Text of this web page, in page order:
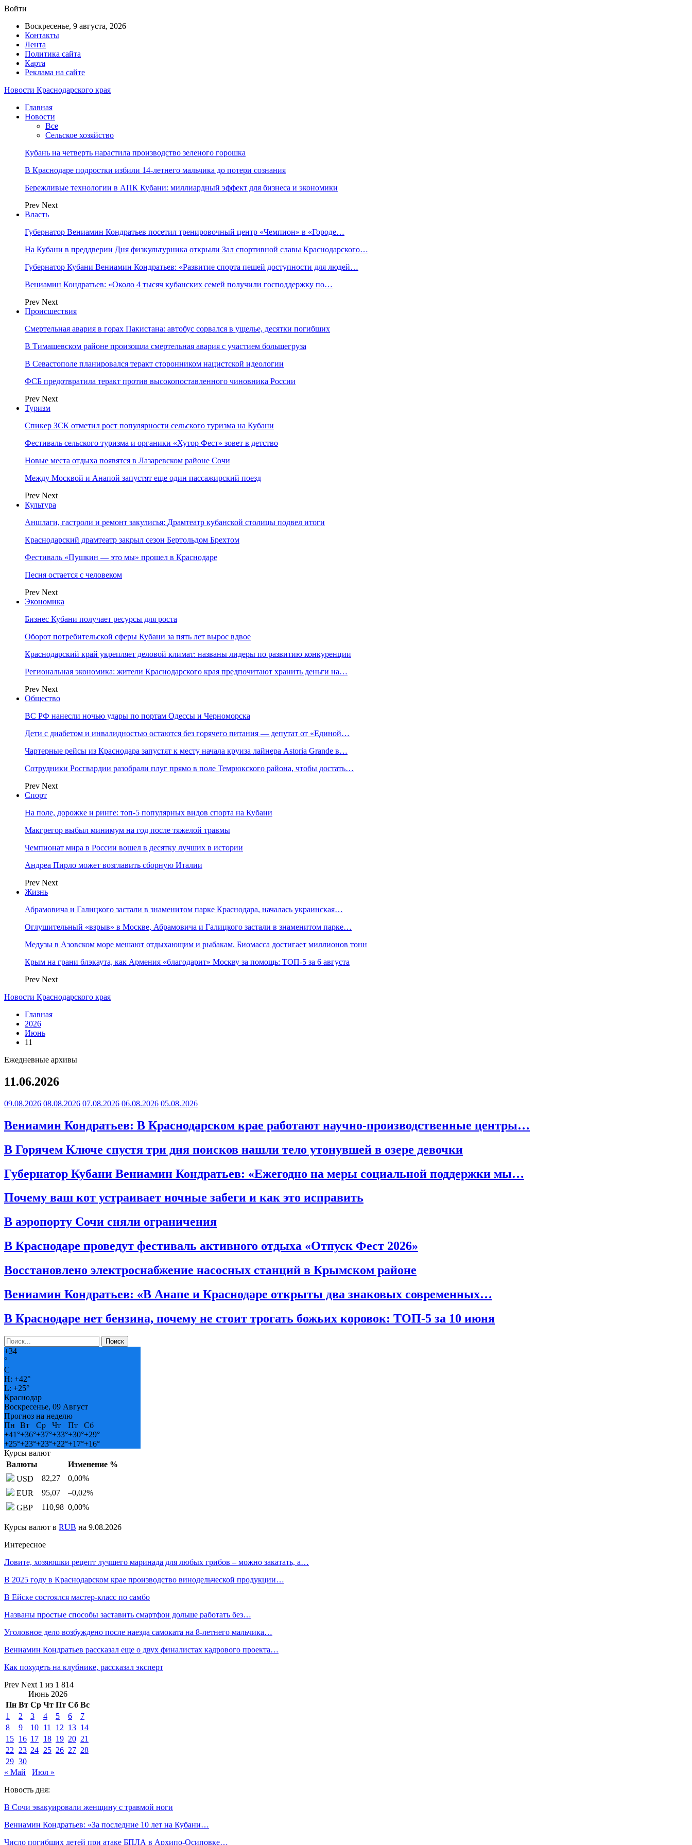
Войти
Воскресенье, 9 августа, 2026
Контакты
Лента
Политика сайта
Карта
Реклама на сайте
Новости Краснодарского края
Главная
Новости
Все
Сельское хозяйство
Кубань на четверть нарастила производство зеленого горошка
В Краснодаре подростки избили 14-летнего мальчика до потери сознания
Бережливые технологии в АПК Кубани: миллиардный эффект для бизнеса и экономики
Prev Next
Власть
Губернатор Вениамин Кондратьев посетил тренировочный центр «Чемпион» в «Городе…
На Кубани в преддверии Дня физкультурника открыли Зал спортивной славы Краснодарского…
Губернатор Кубани Вениамин Кондратьев: «Развитие спорта пешей доступности для людей…
Вениамин Кондратьев: «Около 4 тысяч кубанских семей получили господдержку по…
Prev Next
Происшествия
Смертельная авария в горах Пакистана: автобус сорвался в ущелье, десятки погибших
В Тимашевском районе произошла смертельная авария с участием большегруза
В Севастополе планировался теракт сторонником нацистской идеологии
ФСБ предотвратила теракт против высокопоставленного чиновника России
Prev Next
Туризм
Спикер ЗСК отметил рост популярности сельского туризма на Кубани
Фестиваль сельского туризма и органики «Хутор Фест» зовет в детство
Новые места отдыха появятся в Лазаревском районе Сочи
Между Москвой и Анапой запустят еще один пассажирский поезд
Prev Next
Культура
Аншлаги, гастроли и ремонт закулисья: Драмтеатр кубанской столицы подвел итоги
Краснодарский драмтеатр закрыл сезон Бертольдом Брехтом
Фестиваль «Пушкин — это мы» прошел в Краснодаре
Песня остается с человеком
Prev Next
Экономика
Бизнес Кубани получает ресурсы для роста
Оборот потребительской сферы Кубани за пять лет вырос вдвое
Краснодарский край укрепляет деловой климат: названы лидеры по развитию конкуренции
Региональная экономика: жители Краснодарского края предпочитают хранить деньги на…
Prev Next
Общество
ВС РФ нанесли ночью удары по портам Одессы и Черноморска
Дети с диабетом и инвалидностью остаются без горячего питания — депутат от «Единой…
Чартерные рейсы из Краснодара запустят к месту начала круиза лайнера Astoria Grande в…
Сотрудники Росгвардии разобрали плуг прямо в поле Темрюкского района, чтобы достать…
Prev Next
Спорт
На поле, дорожке и ринге: топ-5 популярных видов спорта на Кубани
Макгрегор выбыл минимум на год после тяжелой травмы
Чемпионат мира в России вошел в десятку лучших в истории
Андреа Пирло может возглавить сборную Италии
Prev Next
Жизнь
Абрамовича и Галицкого застали в знаменитом парке Краснодара, началась украинская…
Оглушительный «взрыв» в Москве, Абрамовича и Галицкого застали в знаменитом парке…
Медузы в Азовском море мешают отдыхающим и рыбакам. Биомасса достигает миллионов тонн
Крым на грани блэкаута, как Армения «благодарит» Москву за помощь: ТОП-5 за 6 августа
Prev Next
Новости Краснодарского края
Главная
2026
Июнь
11
Ежедневные архивы
11.06.2026
09.08.2026 08.08.2026 07.08.2026 06.08.2026 05.08.2026
Вениамин Кондратьев: В Краснодарском крае работают научно-производственные центры…
В Горячем Ключе спустя три дня поисков нашли тело утонувшей в озере девочки
Губернатор Кубани Вениамин Кондратьев: «Ежегодно на меры социальной поддержки мы…
Почему ваш кот устраивает ночные забеги и как это исправить
В аэропорту Сочи сняли ограничения
В Краснодаре проведут фестиваль активного отдыха «Отпуск Фест 2026»
Восстановлено электроснабжение насосных станций в Крымском районе
Вениамин Кондратьев: «В Анапе и Краснодаре открыты два знаковых современных…
В Краснодаре нет бензина, почему не стоит трогать божьих коровок: ТОП-5 за 10 июня
+34
°
C
H: +42°
L: +25°
Краснодар
Воскресенье, 09 Август
Прогноз на неделю
Пн
Вт Ср Чт Пт
Сб
+41°+36°+37°+33°+30°+29°
+25°+23°+23°+22°+17°+16°
Курсы валют
Валюты
Изменение %
USD
82,27 0,00%
EUR
95,07 –0,02%
GBP
110,98 0,00%
Курсы валют в RUB на 9.08.2026
Интересное
Ловите, хозяюшки рецепт лучшего маринада для любых грибов – можно закатать, а…
В 2025 году в Краснодарском крае производство винодельческой продукции…
В Ейске состоялся мастер-класс по самбо
Названы простые способы заставить смартфон дольше работать без…
Уголовное дело возбуждено после наезда самоката на 8-летнего мальчика…
Вениамин Кондратьев рассказал еще о двух финалистах кадрового проекта…
Как похудеть на клубнике, рассказал эксперт
Prev Next 1 из 1 814
Июнь 2026
Пн Вт Ср Чт Пт Сб Вс
1
2 3 4 5 6
7
8
9 10 11 12 13 14
15 16 17 18 19 20 21
22
23 24 25 26 27 28
29 30
« Май
Июл »
Новость дня:
В Сочи эвакуировали женщину с травмой ноги
Вениамин Кондратьев: «За последние 10 лет на Кубани…
Число погибших детей при атаке БПЛА в Архипо-Осиповке…